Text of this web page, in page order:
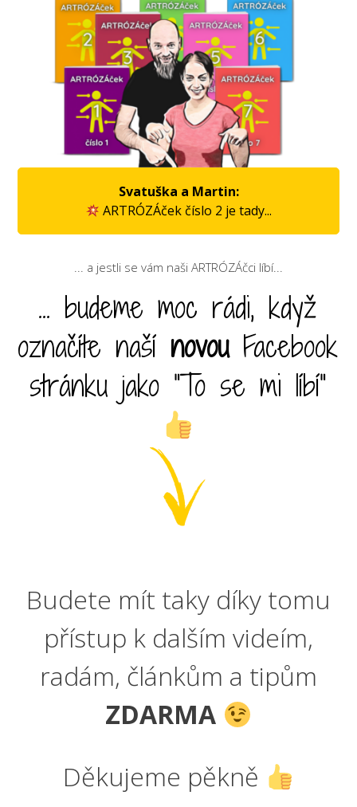
Svatuška a Martin:
ARTRÓZÁček číslo 2 je tady...
... a jestli se vám naši ARTRÓZÁčci líbí...
... budeme moc rádi, když
označíte naší novouFacebook
stránku jako "To se mi líbí"
Budete mít taky díky tomu
přístup k dalším videím,
radám, článkům a tipům
ZDARMA
Děkujeme pěkně